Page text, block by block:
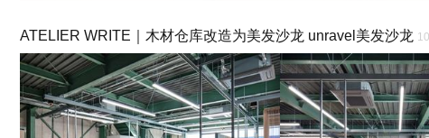
ATELIER WRITE｜木材仓库改造为美发沙龙 unravel美发沙龙